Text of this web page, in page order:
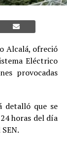
Alcalá, ofreció
Eléctrico
provocadas
detalló que se
horas del día